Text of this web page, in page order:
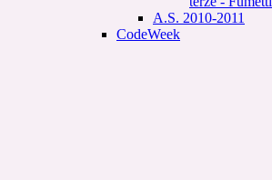
A.S. 2010-2011
CodeWeek